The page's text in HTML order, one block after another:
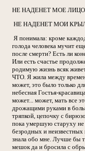
НЕ НАДЕНЕТ МОЕ ЛИЦО
НЕ НАДЕНЕТ МОИ
Я понимала: кроме
голода человека мучит
после смерти? Есть ли
Или есть счастье
родимую жизнь всяк
ЧТО. Я жила между
может, это было только
небесная Гостья-
может... может, мать все
дрожащими руками в
тряпкой, цепочку с
пока умершую старуху
безродных и
знала обо мне. Лучше бы
мешок да и бросила с